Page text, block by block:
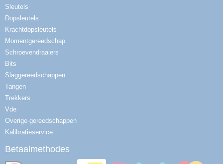
Sleutels
Dopsleutels
Krachtdopsleutels
Momentgereedschap
Schroevendraaiers
Bits
Slaggereedschappen
Tangen
Trekkers
Vde
Overige-gereedschappen
Kalibratieservice
Betaalmethodes